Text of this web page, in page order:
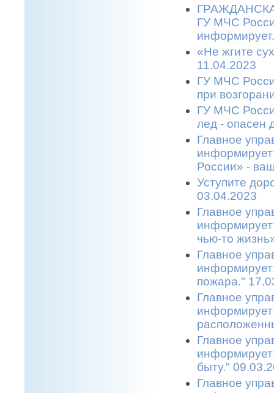
ГУ МЧС
«Не жгите
11.04.2023
ГУ МЧС
при
ГУ МЧС
лед - опасен
Главное
России» -
Уступите
03.04.2023
Главное
чью-то
Главное
пожара."
Главное
Главное
быту."
Главное